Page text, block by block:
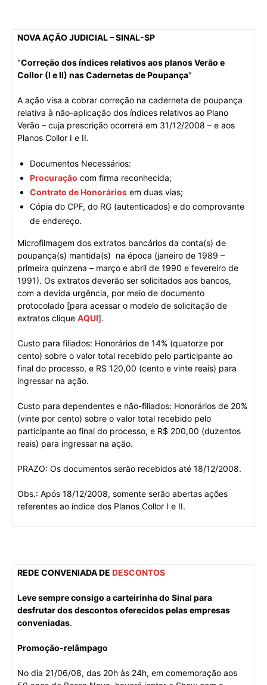
NOVA AÇÃO JUDICIAL – SINAL-SP
"Correção dos índices relativos aos planos Verão e
Collor (I e II) nas Cadernetas de Poupança"
A ação visa a cobrar correção na caderneta de poupança
relativa à não-aplicação dos índices relativos ao Plano
Verão – cuja prescrição ocorrerá em 31/12/2008 – e aos
Planos Collor I e II.
Documentos Necessários:
Procuração com firma reconhecida;
Contrato de Honorários em duas vias;
Cópia do CPF, do RG (autenticados) e do comprovante
de endereço.
Microfilmagem dos extratos bancários da conta(s) de
poupança(s) mantida(s) na época (janeiro de 1989 –
primeira quinzena – março e abril de 1990 e fevereiro de
1991). Os extratos deverão ser solicitados aos bancos,
com a devida urgência, por meio de documento
protocolado [para acessar o modelo de solicitação de
extratos clique AQUI].
Custo para filiados: Honorários de 14% (quatorze por
cento) sobre o valor total recebido pelo participante ao
final do processo, e R$ 120,00 (cento e vinte reais) para
ingressar na ação.
Custo para dependentes e não-filiados: Honorários de 20%
(vinte por cento) sobre o valor total recebido pelo
participante ao final do processo, e R$ 200,00 (duzentos
reais) para ingressar na ação.
PRAZO: Os documentos serão recebidos até 18/12/2008.
Obs.: Após 18/12/2008, somente serão abertas ações
referentes ao índice dos Planos Collor I e II.
REDE CONVENIADA DE DESCONTOS
Leve sempre consigo a carteirinha do Sinal para
desfrutar dos descontos oferecidos pelas empresas
conveniadas.
Promoção-relâmpago
No dia 21/06/08, das 20h às 24h, em comemoração aos